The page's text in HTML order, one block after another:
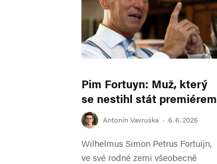
Pim Fortuyn: Muž, který
se nestihl stát premiérem
Antonín Vavruška · 6. 6. 2026
Wilhelmus Simon Petrus Fortuijn,
ve své rodné zemi všeobecně